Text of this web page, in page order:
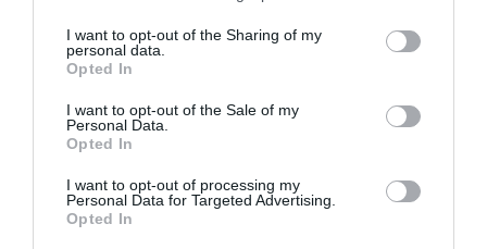
I want to opt-out of the Sharing of my
personal data.
Opted In
I want to opt-out of the Sale of my
Personal Data.
Opted In
I want to opt-out of processing my
Personal Data for Targeted Advertising.
Opted In